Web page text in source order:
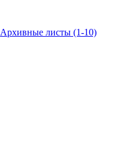
Архивные листы (1-10)